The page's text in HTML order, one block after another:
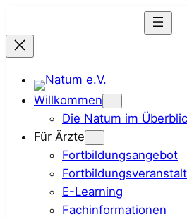
Inhalt
springen
Willkommen
Die Natum im
Für Ärzte
Fortbildungsangebot
E-Learning
Fachinformationen